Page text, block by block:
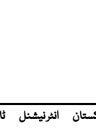
انٹر نیشنل